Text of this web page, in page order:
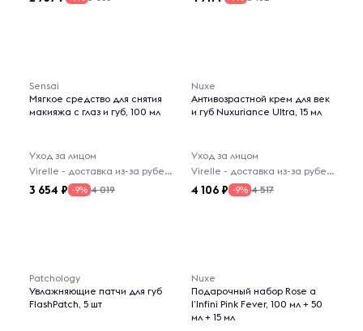
Sensai
Мягкое средство для снятия
макияжа с глаз и губ, 100 мл
Уход за лицом
Virelle - доставка из-за рубежа
3 654 -9% 4 019
Nuxe
Антивозрастной крем для век
и губ Nuxuriance Ultra, 15 мл
Уход за лицом
Virelle - доставка из-за рубежа
4 106 -9% 4 517
Patchology
Увлажняющие патчи для губ
FlashPatch, 5 шт
Nuxe
Подарочный набор Rose a
l’Infini Pink Fever, 100 мл + 50
мл + 15 мл